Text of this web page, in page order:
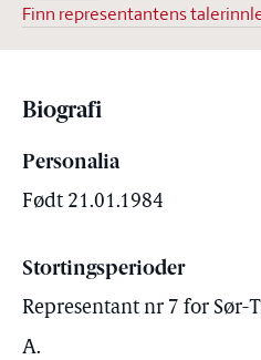
Finn representantens
Biografi
Personalia
Født 21.01.1984
Stortingsperioder
Representant nr 7 for Sør-
A.